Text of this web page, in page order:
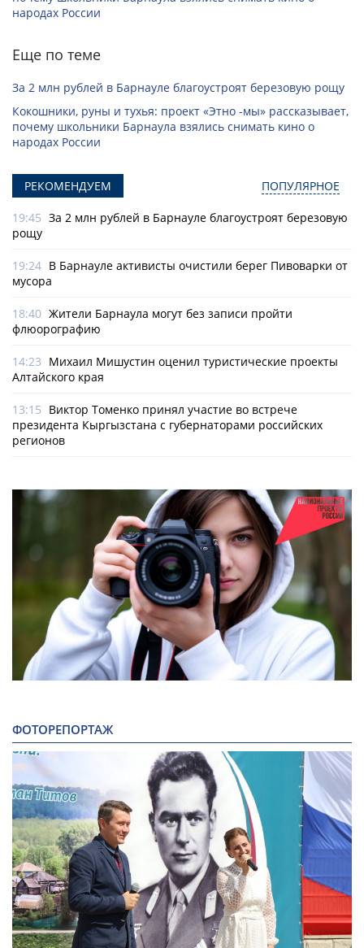
народах России
Еще по теме
За 2 млн рублей в Барнауле благоустроят березовую рощу
Кокошники, руны и тухья: проект «Этно -мы» рассказывает,
почему школьники Барнаула взялись снимать кино о
народах России
РЕКОМЕНДУЕМ ПОПУЛЯРНОЕ
19:45 За 2 млн рублей в Барнауле благоустроят березовую
рощу
19:24 В Барнауле активисты очистили берег Пивоварки от
мусора
18:40 Жители Барнаула могут без записи пройти
флюорографию
14:23 Михаил Мишустин оценил туристические проекты
Алтайского края
13:15 Виктор Томенко принял участие во встрече
президента Кыргызстана с губернаторами российских
регионов
ФОТОРЕПОРТАЖ